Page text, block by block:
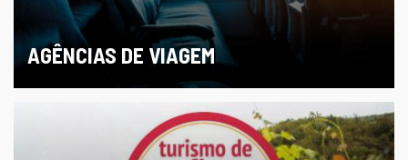
AGÊNCIAS DE VIAGEM